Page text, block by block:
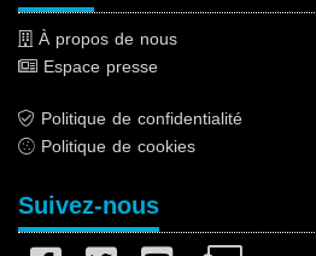
À propos de nous
Espace presse
Politique de confidentialité
Politique de cookies
Suivez-nous